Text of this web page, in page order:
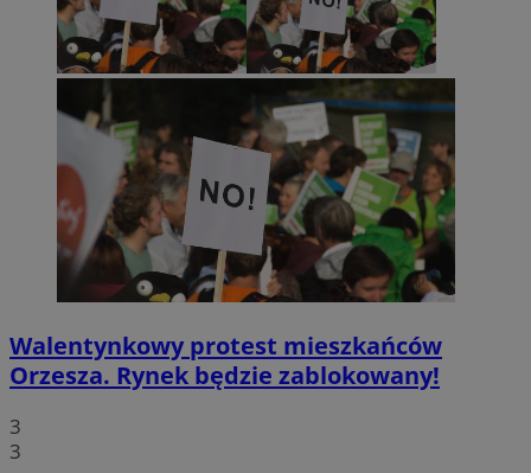
Walentynkowy protest mieszkańców
Orzesza. Rynek będzie zablokowany!
3
3